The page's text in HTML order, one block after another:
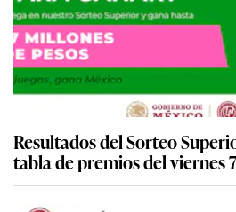
Resultados del Sorteo
tabla de premios del viernes